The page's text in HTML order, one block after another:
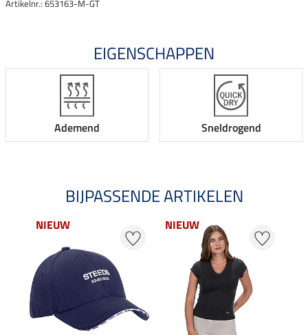
Artikelnr.: 653163-M-GT
EIGENSCHAPPEN
Ademend Sneldrogend
BIJPASSENDE ARTIKELEN
NIEUW NIEUW